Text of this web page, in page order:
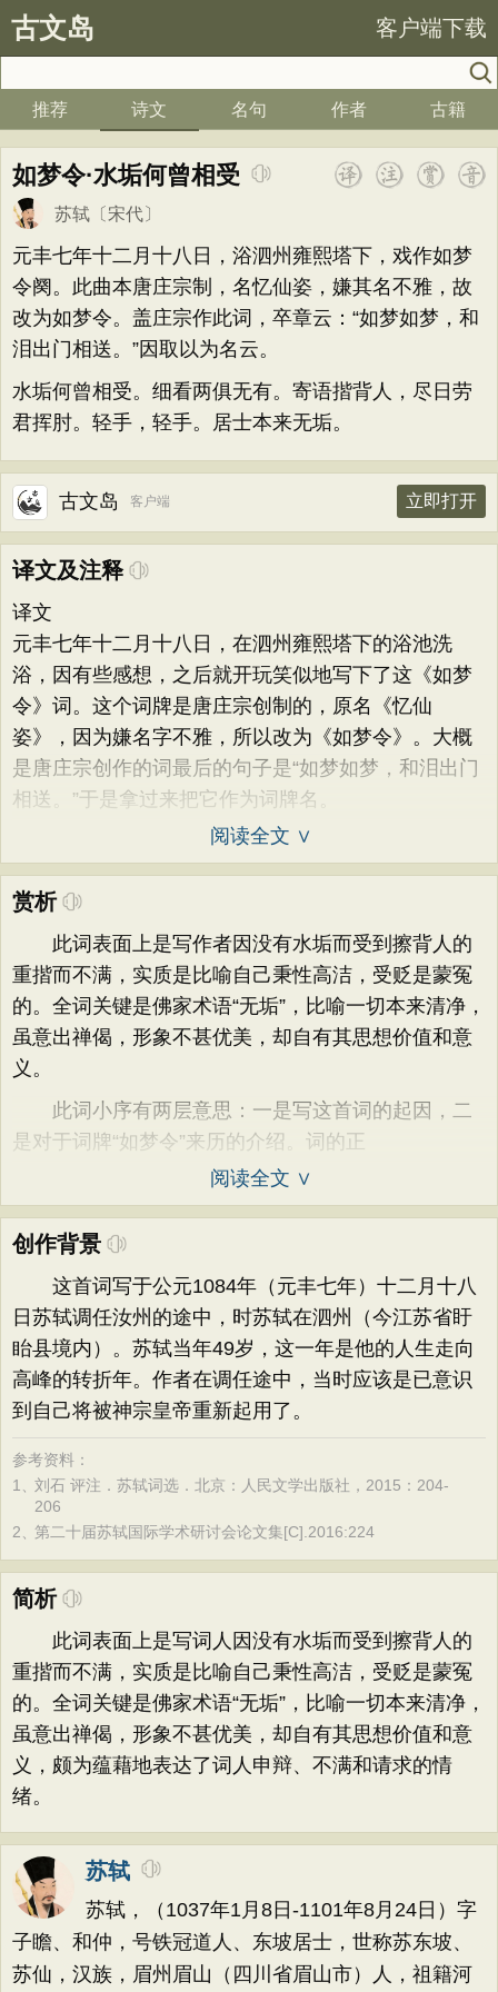
古文岛 客户端下载
推荐 诗文 名句 作者 古籍
如梦令·水垢何曾相受
苏轼 〔宋代〕
元丰七年十二月十八日，浴泗州雍熙塔下，戏作如梦
令阕。此曲本唐庄宗制，名忆仙姿，嫌其名不雅，故
改为如梦令。盖庄宗作此词，卒章云：“如梦如梦，和
泪出门相送。”因取以为名云。
水垢何曾相受。细看两俱无有。寄语揩背人，尽日劳
君挥肘。轻手，轻手。居士本来无垢。
古文岛 客户端 立即打开
译文及注释
译文
元丰七年十二月十八日，在泗州雍熙塔下的浴池洗
浴，因有些感想，之后就开玩笑似地写下了这《如梦
令》词。这个词牌是唐庄宗创制的，原名《忆仙
姿》，因为嫌名字不雅，所以改为《如梦令》。大概
是唐庄宗创作的词最后的句子是“如梦如梦，和泪出门
相送。”于是拿过来把它作为词牌名。
阅读全文 ∨
赏析
此词表面上是写作者因没有水垢而受到擦背人的
重揩而不满，实质是比喻自己秉性高洁，受贬是蒙冤
的。全词关键是佛家术语“无垢”，比喻一切本来清净，
虽意出禅偈，形象不甚优美，却自有其思想价值和意
义。
此词小序有两层意思：一是写这首词的起因，二
是对于词牌“如梦令”来历的介绍。词的正
阅读全文 ∨
创作背景
这首词写于公元1084年（元丰七年）十二月十八
日苏轼调任汝州的途中，时苏轼在泗州（今江苏省盱
眙县境内）。苏轼当年49岁，这一年是他的人生走向
高峰的转折年。作者在调任途中，当时应该是已意识
到自己将被神宗皇帝重新起用了。
参考资料：
1、刘石 评注．苏轼词选．北京：人民文学出版社，2015：204-
206
2、第二十届苏轼国际学术研讨会论文集[C].2016:224
简析
此词表面上是写词人因没有水垢而受到擦背人的
重揩而不满，实质是比喻自己秉性高洁，受贬是蒙冤
的。全词关键是佛家术语“无垢”，比喻一切本来清净，
虽意出禅偈，形象不甚优美，却自有其思想价值和意
义，颇为蕴藉地表达了词人申辩、不满和请求的情
绪。
苏轼
苏轼，（1037年1月8日-1101年8月24日）字
子瞻、和仲，号铁冠道人、东坡居士，世称苏东坡、
苏仙，汉族，眉州眉山（四川省眉山市）人，祖籍河